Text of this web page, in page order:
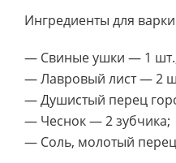
Ингредиенты для
— Свиные ушки — 1
— Лавровый лист — 2
— Душистый перец
— Чеснок — 2 зубчика;
— Соль, молотый